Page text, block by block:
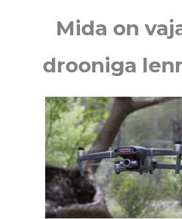
Mida on
drooniga